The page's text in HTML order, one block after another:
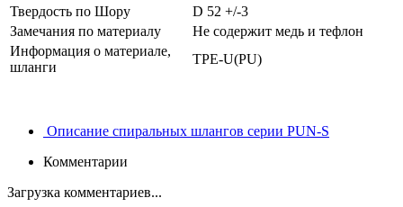
Твердость по Шору
D 52 +/-3
Замечания по материалу
Не содержит медь и тефлон
Информация о материале,
шланги
TPE-U(PU)
Описание спиральных шлангов серии PUN-S
Комментарии
Загрузка комментариев...